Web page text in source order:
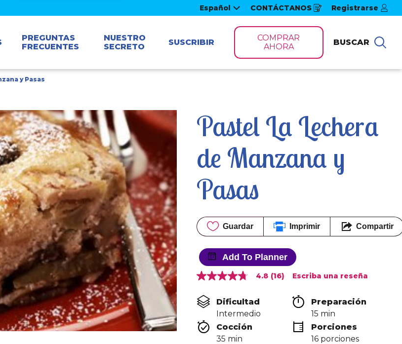
Español CONTÁCTANOS
Opens
in
a
window
Registrarse
PREGUNTAS
FRECUENTES
NUESTRO
SECRETO
SUSCRIBIR
COMPRAR
AHORA
BUSCAR
y Pasas
Pastel La Lechera
de Manzana y
Pasas
Guardar Imprimir Compartir
Add To Planner
4.8
5
estrellas,
valor
medio
de
valoración.
4.8 (16) Escriba una reseña
Dificultad
Intermedio
Preparación
15 min
Cocción
35 min
Porciones
16 porciones